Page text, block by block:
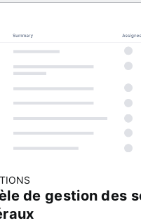
de gestion des